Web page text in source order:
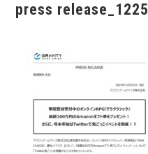
press release_1225